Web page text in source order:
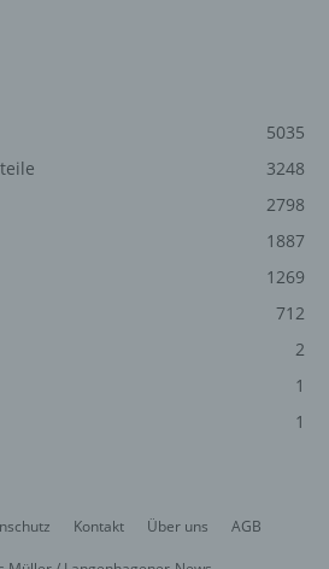
5035
3248
2798
1887
1269
712
2
1
1
Kontakt Über uns AGB
Verarbeitung Verantwortlichen
Daten zu
Daten dabei
der jeweiligen Eingabemaske,
verwendet wird. Die von der
für die interne Verwendung
Verantwortlichen und für
und gespeichert. Der für die
beispielsweise
ist, nutzt.